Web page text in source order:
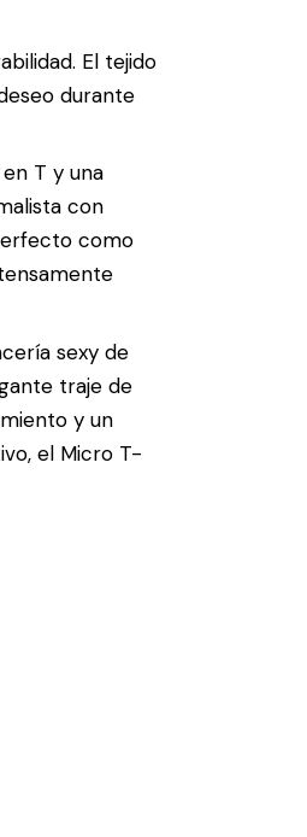
El tejido
durante
T y una
con
como
sexy de
traje de
y un
el Micro T-